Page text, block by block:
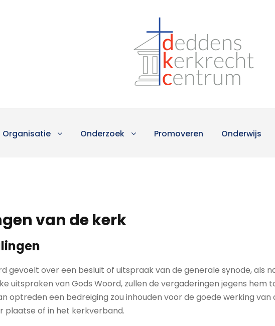
Organisatie Onderzoek Promoveren Onderwijs
van de kerk
gevoelt over een besluit of uitspraak van de generale synode, als
uitspraken van Gods Woord, zullen de vergaderingen jegens hem
optreden een bedreiging zou inhouden voor de goede werking van
plaatse of in het kerkverband.